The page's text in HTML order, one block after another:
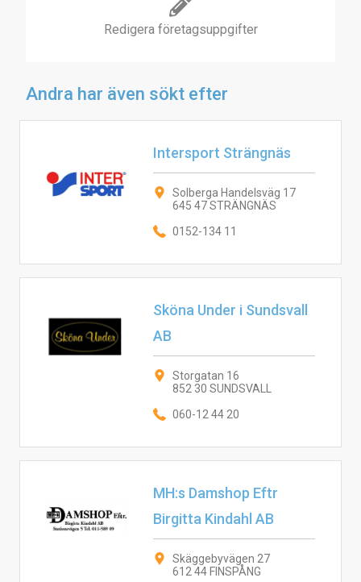
Redigera företagsuppgifter
Andra har även sökt efter
Intersport Strängnäs
Solberga Handelsväg 17
645 47 STRÄNGNÄS
0152-134 11
Sköna Under i Sundsvall
AB
Storgatan 16
852 30 SUNDSVALL
060-12 44 20
MH:s Damshop Eftr
Birgitta Kindahl AB
Skäggebyvägen 27
612 44 FINSPÅNG